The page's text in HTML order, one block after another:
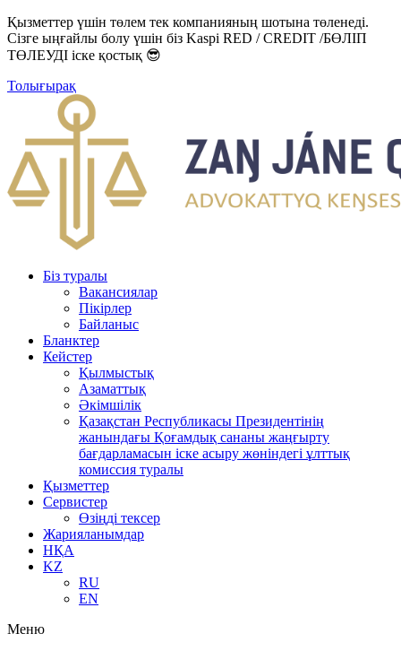
Қызметтер үшін төлем тек компанияның шотына төленеді.
Сізге ыңғайлы болу үшін біз Kaspi RED / CREDIT /БӨЛІП
ТӨЛЕУДІ іске қостық 😎
Толығырақ
Біз туралы
Вакансиялар
Пікірлер
Байланыс
Бланктер
Кейстер
Қылмыстық
Азаматтық
Әкімшілік
Қазақстан Республикасы Президентінің
жанындағы Қоғамдық сананы жаңғырту
бағдарламасын іске асыру жөніндегі ұлттық
комиссия туралы
Қызметтер
Сервистер
Өзіңді тексер
Жарияланымдар
НҚА
KZ
RU
EN
Меню